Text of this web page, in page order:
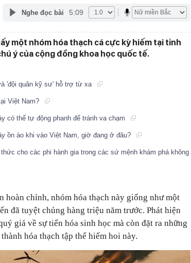
Nghe đọc bài 5:09
một nhóm hóa thạch cá cực kỳ hiếm tại tỉnh
ý của cộng đồng khoa học quốc tế.
'đội quân kỹ sư' hỗ trợ từ xa
Việt Nam?
có thể tự động phanh để tránh va chạm
ồn ào khi vào Việt Nam, giờ đang ở đâu?
cho các phi hành gia trong các sứ mệnh khám phá không
hoàn chỉnh, nhóm hóa thạch này giống như một
đã tuyệt chủng hàng triệu năm trước. Phát hiện
giá về sự tiến hóa sinh học mà còn đặt ra những
hóa thạch tập thể hiếm hoi này.